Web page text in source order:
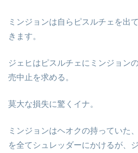
ミンジョンは自らピスルチェを出
きます。
ジェヒはピスルチェにミンジョン
売中止を求める。
莫大な損失に驚くイナ。
ミンジョンはヘオクの持っていた
を全てシュレッダーにかけるが、